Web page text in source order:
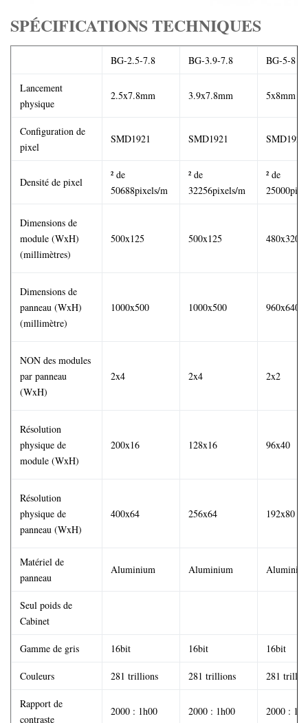
SPÉCIFICATIONS TECHNIQUES
BG-2.5-7.8 BG-3.9-7.8 BG-5-8
Lancement
physique
2.5x7.8mm 3.9x7.8mm 5x8mm
Configuration de
pixel
SMD1921 SMD1921 SMD1921
Densité de pixel
² de
50688pixels/m
² de
32256pixels/m
² de
Dimensions de
module (WxH)
(millimètres)
500x125 500x125 480x320
Dimensions de
panneau (WxH)
(millimètre)
1000x500 1000x500 960x640
NON des modules
par panneau
(WxH)
2x4 2x4 2x2
Résolution
physique de
module (WxH)
200x16 128x16 96x40
Résolution
physique de
panneau (WxH)
400x64 256x64 192x80
Matériel de
panneau
Aluminium Aluminium
Seul poids de
Cabinet
Gamme de gris 16bit 16bit 16bit
Couleurs 281 trillions 281 trillions 281
Rapport de
contraste
2000 : 1h00 2000 : 1h00 2000 :